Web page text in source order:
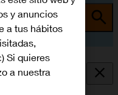
y el móvil
y anuncios
a tus hábitos
Si quieres
a nuestra